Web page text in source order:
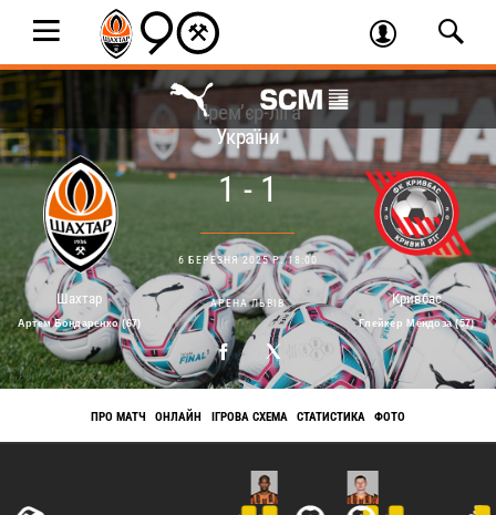
Шахтар
Артем Бондаренко (67)
Прем’єр-ліга
України
1 - 1
6 БЕРЕЗНЯ 2025 Р. 18:00
АРЕНА ЛЬВІВ Кривбас
Глейкер Мендоза (57)
ПРО МАТЧ ОНЛАЙН ІГРОВА СХЕМА СТАТИСТИКА ФОТО